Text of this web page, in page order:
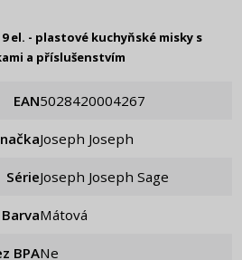
9 el. - plastové kuchyňské misky s
a příslušenstvím
EAN 5028420004267
Joseph Joseph
Série Joseph Joseph Sage
Barva Mátová
BPA Ne